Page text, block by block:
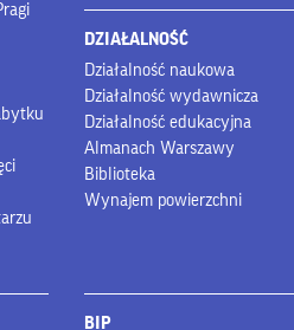
DZIAŁALNOŚĆ
Działalność naukowa
Działalność wydawnicza
Działalność edukacyjna
Almanach Warszawy
Biblioteka
Wynajem powierzchni
BIP